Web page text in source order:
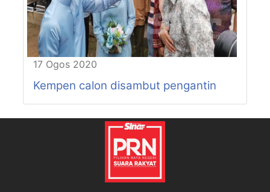
17 Ogos 2020
Kempen calon disambut pengantin